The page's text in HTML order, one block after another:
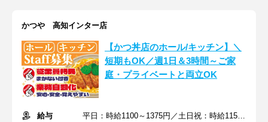
かつや 高知インター店
【かつ丼店のホール/キッチン】＼
短期もOK／週1日＆3時間～ご家
庭・プライベートと両立OK
給与
平日：時給1100～1375円／土日祝：時給1150～1438円